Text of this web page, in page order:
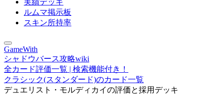
実績デッキ
ルムマ掲示板
スキン所持率
GameWith
シャドウバース攻略wiki
全カード評価一覧 | 検索機能付き！
クラシック(スタンダード)のカード一覧
デュエリスト・モルディカイの評価と採用デッキ